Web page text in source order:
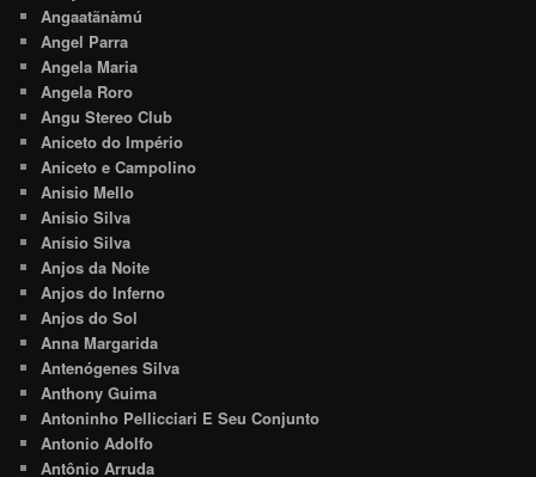
Angaatãnàmú
Angel Parra
Angela Maria
Angela Roro
Angu Stereo Club
Aniceto do Império
Aniceto e Campolino
Anisio Mello
Anisio Silva
Anísio Silva
Anjos da Noite
Anjos do Inferno
Anjos do Sol
Anna Margarida
Antenógenes Silva
Anthony Guima
Antoninho Pellicciari E Seu Conjunto
Antonio Adolfo
Antônio Arruda